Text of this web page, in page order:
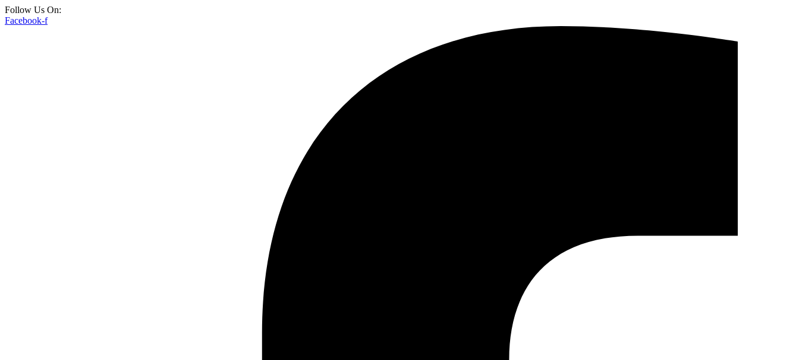
Follow Us On:
Facebook-f